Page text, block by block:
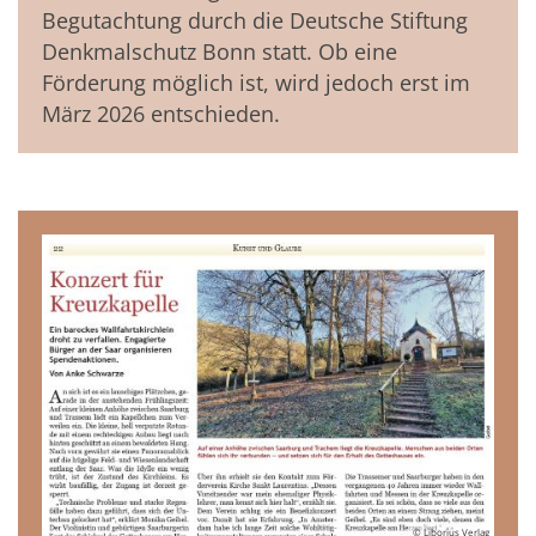
Begutachtung durch die Deutsche Stiftung
Denkmalschutz Bonn statt. Ob eine
Förderung möglich ist, wird jedoch erst im
März 2026 entschieden.
© Liborius Verlag